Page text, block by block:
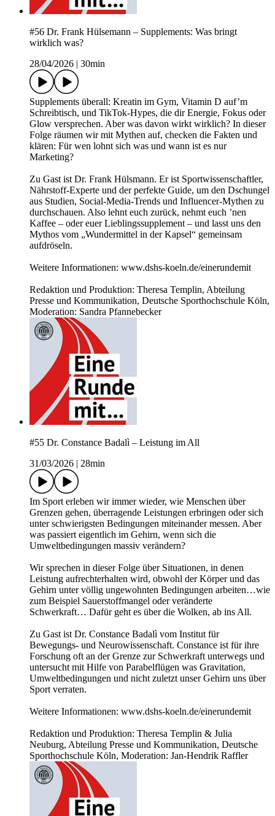
#56 Dr. Frank Hülsemann – Supplements: Was bringt
wirklich was?
28/04/2026
30min
Supplements überall: Kreatin im Gym, Vitamin D auf’m
Schreibtisch, und TikTok-Hypes, die dir Energie, Fokus oder
Glow versprechen. Aber was davon wirkt wirklich? In dieser
Folge räumen wir mit Mythen auf, checken die Fakten und
klären: Für wen lohnt sich was und wann ist es nur
Marketing?
Zu Gast ist Dr. Frank Hülsmann. Er ist Sportwissenschaftler,
Nährstoff-Experte und der perfekte Guide, um den Dschungel
aus Studien, Social-Media-Trends und Influencer-Mythen zu
durchschauen. Also lehnt euch zurück, nehmt euch ’nen
Kaffee – oder euer Lieblingssupplement – und lasst uns den
Mythos vom „Wundermittel in der Kapsel“ gemeinsam
aufdröseln.
Weitere Informationen: www.dshs-koeln.de/einerundemit
Redaktion und Produktion: Theresa Templin, Abteilung
Presse und Kommunikation, Deutsche Sporthochschule Köln,
Moderation: Sandra Pfannebecker
#55 Dr. Constance Badalì – Leistung im All
31/03/2026
28min
Im Sport erleben wir immer wieder, wie Menschen über
Grenzen gehen, überragende Leistungen erbringen oder sich
unter schwierigsten Bedingungen miteinander messen. Aber
was passiert eigentlich im Gehirn, wenn sich die
Umweltbedingungen massiv verändern?
Wir sprechen in dieser Folge über Situationen, in denen
Leistung aufrechterhalten wird, obwohl der Körper und das
Gehirn unter völlig ungewohnten Bedingungen arbeiten…wie
zum Beispiel Sauerstoffmangel oder veränderte
Schwerkraft… Dafür geht es über die Wolken, ab ins All.
Zu Gast ist Dr. Constance Badalì vom Institut für
Bewegungs- und Neurowissenschaft. Constance ist für ihre
Forschung oft an der Grenze zur Schwerkraft unterwegs und
untersucht mit Hilfe von Parabelflügen was Gravitation,
Umweltbedingungen und nicht zuletzt unser Gehirn uns über
Sport verraten.
Weitere Informationen: www.dshs-koeln.de/einerundemit
Redaktion und Produktion: Theresa Templin & Julia
Neuburg, Abteilung Presse und Kommunikation, Deutsche
Sporthochschule Köln, Moderation: Jan-Hendrik Raffler